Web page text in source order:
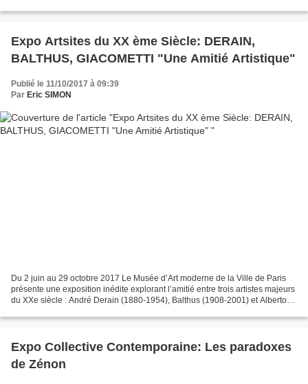
Expo Artsites du XX ème Siècle: DERAIN,
BALTHUS, GIACOMETTI "Une Amitié Artistique"
Publié le 11/10/2017 à 09:39
Par Eric SIMON
Du 2 juin au 29 octobre 2017 Le Musée d’Art moderne de la Ville de Paris
présente une exposition inédite explorant l’amitié entre trois artistes majeurs
du XXe siècle : André Derain (1880-1954), Balthus (1908-2001) et Alberto
Expo Collective Contemporaine: Les paradoxes
de Zénon